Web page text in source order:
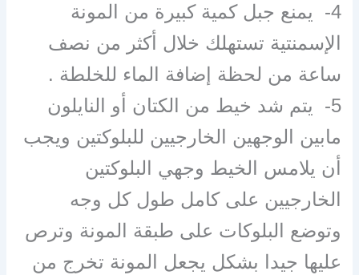
4- يمنع جبل كمية كبيرة من المونة
الإسمنتية تستهلك خلال أكثر من نصف
ساعة من لحظة إضافة الماء للخلطة .
5- يتم شد خيط من الكتان أو النايلون
مابين الوجهين الخارجيين للبلوكتين ويجب
أن يلامس الخيط وجهي البلوكتين
الخارجيين على كامل طول كل وجه
وتوضع البلوكات على طبقة المونة وترص
عليها جيدا بشكل يجعل المونة تخرج من